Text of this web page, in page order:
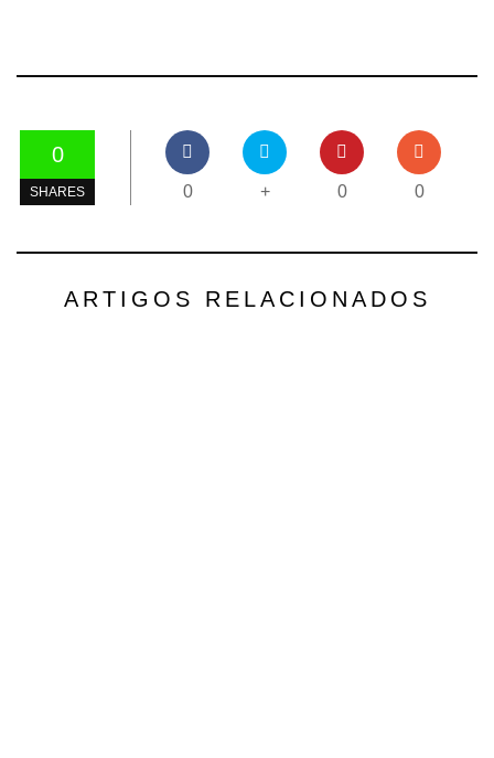
0
SHARES 0 + 0 0
ARTIGOS RELACIONADOS